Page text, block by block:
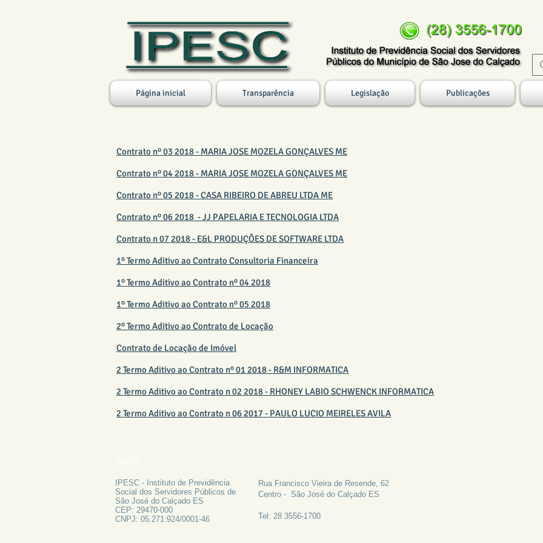
Página inicial Transparência Legislação Publicações
Contrato nº 03 2018 - MARIA JOSE MOZELA GONÇALVES ME
Contrato nº 04 2018 - MARIA JOSE MOZELA GONÇALVES ME
Contrato nº 05 2018 - CASA RIBEIRO DE ABREU LTDA ME
Contrato nº 06 2018 - JJ PAPELARIA E TECNOLOGIA LTDA
Contrato n 07 2018 - E&L PRODUÇÕES DE SOFTWARE LTDA
1º Termo Aditivo ao Contrato Consultoria Financeira
1º Termo Aditivo ao Contrato nº 04 2018
1º Termo Aditivo ao Contrato nº 05 2018
2º Termo Aditivo ao Contrato de Locação
Contrato de Locação de Imóvel
2 Termo Aditivo ao Contrato nº 01 2018 - R&M INFORMATICA
2 Termo Aditivo ao Contrato n 02 2018 - RHONEY LABIO SCHWENCK INFORMATICA
2 Termo Aditivo ao Contrato n 06 2017 - PAULO LUCIO MEIRELES AVILA
IPESC - Instituto de Previdência
Social dos Servidores Públicos de
São José do Calçado ES
CEP: 29470-000
CNPJ: 05.271.924/0001-46
Rua Francisco Vieira de Resende, 62
Centro - São José do Calçado ES
Tel: 28 3556-1700